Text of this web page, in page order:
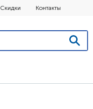
Скидки Контакты